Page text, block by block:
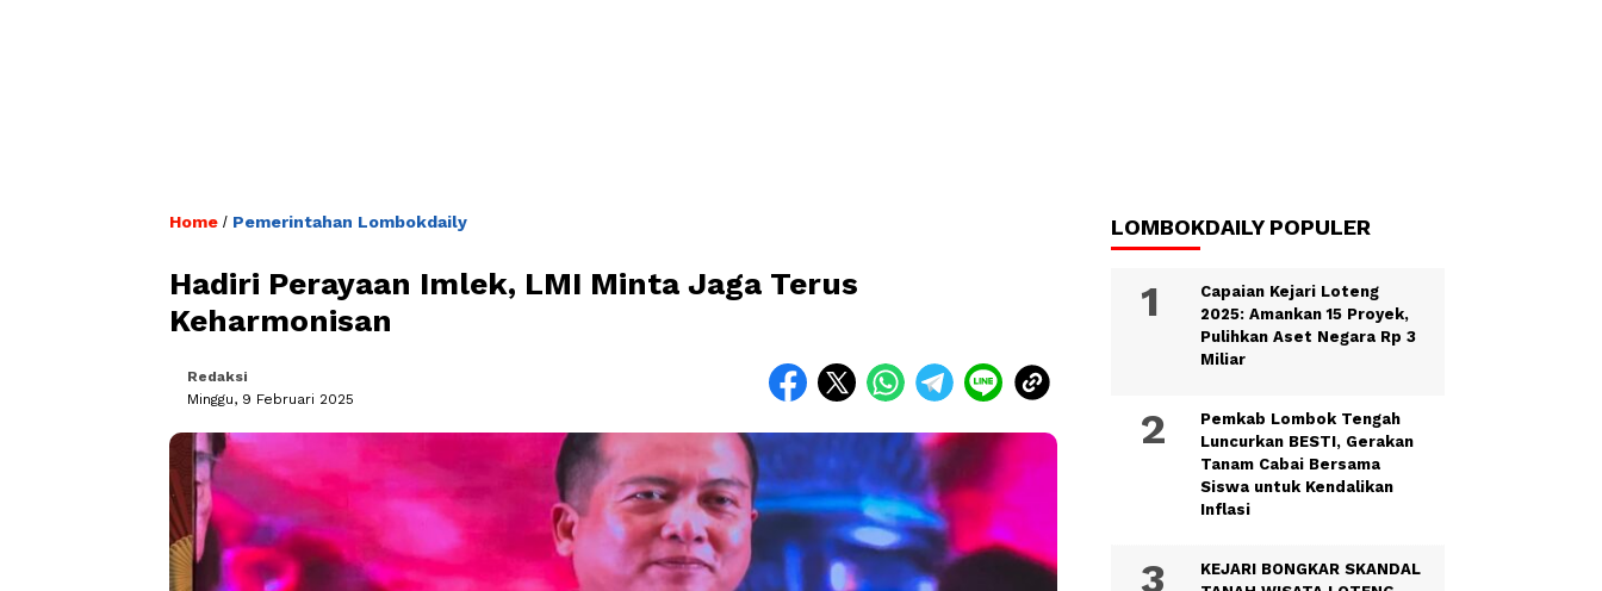
Home / Pemerintahan Lombokdaily
Hadiri Perayaan Imlek, LMI Minta Jaga Terus
Keharmonisan
Redaksi
Minggu, 9 Februari 2025
LOMBOKDAILY POPULER
Capaian Kejari Loteng
2025: Amankan 15 Proyek,
Pulihkan Aset Negara Rp 3
Miliar
Pemkab Lombok Tengah
Luncurkan BESTI, Gerakan
Tanam Cabai Bersama
Siswa untuk Kendalikan
Inflasi
KEJARI BONGKAR SKANDAL